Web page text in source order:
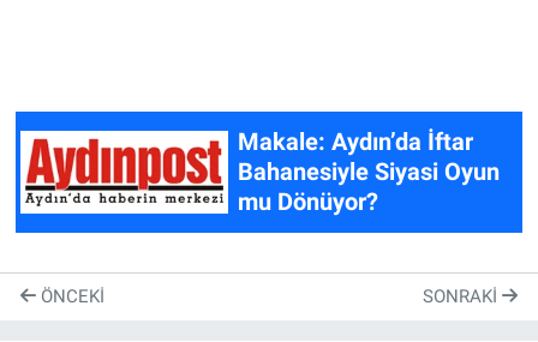
Makale: Aydın’da İftar
Bahanesiyle Siyasi Oyun
mu Dönüyor?
ÖNCEKI SONRAKI